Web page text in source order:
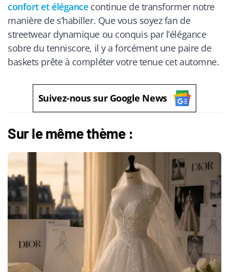
confort et élégancecontinue de transformer notre
manière de s’habiller. Que vous soyez fan de
streetwear dynamique ou conquis par l’élégance
sobre du tenniscore, il y a forcément une paire de
baskets prête à compléter votre tenue cet automne.
Suivez-nous sur Google News
Sur le même thème :